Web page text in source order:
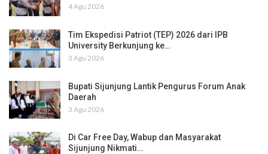
4 Agu 2026
Tim Ekspedisi Patriot (TEP) 2026 dari IPB
University Berkunjung ke…
3 Agu 2026
Bupati Sijunjung Lantik Pengurus Forum Anak
Daerah
3 Agu 2026
Di Car Free Day, Wabup dan Masyarakat
Sijunjung Nikmati…